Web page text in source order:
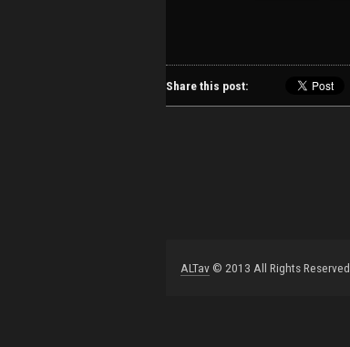
Share this post:
ALTav© 2013 All Rights Reserved